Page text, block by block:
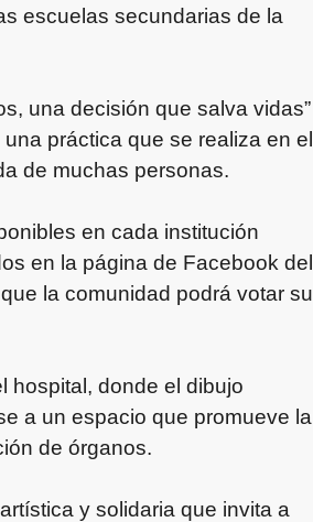
escuelas secundarias de la
una decisión que salva vidas”
práctica que se realiza en el
de muchas personas.
en cada institución
en la página de Facebook del
la comunidad podrá votar su
hospital, donde el dibujo
a un espacio que promueve la
de órganos.
y solidaria que invita a